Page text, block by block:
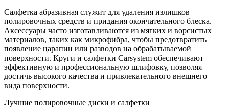
Салфетка абразивная служит для удаления излишков
полировочных средств и придания окончательного блеска.
Аксессуары часто изготавливаются из мягких и ворсистых
материалов, таких как микрофибра, чтобы предотвратить
появление царапин или разводов на обрабатываемой
поверхности. Круги и салфетки Carsystem обеспечивают
эффективную и профессиональную шлифовку, позволяя
достичь высокого качества и привлекательного внешнего
вида поверхности.
Лучшие полировочные диски и салфетки